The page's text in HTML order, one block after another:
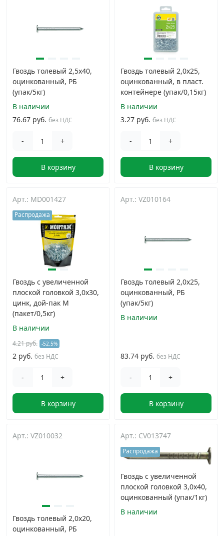
Гвоздь толевый 2,5х40,
оцинкованный, РБ
(упак/5кг)
В наличии
76.67 руб. без НДС
- +
В корзину
Гвоздь толевый 2,0х25,
оцинкованный, в пласт.
контейнере (упак/0,15кг)
В наличии
3.27 руб. без НДС
- +
В корзину
Арт.: MD001427
Распродажа
Гвоздь с увеличенной
плоской головкой 3,0х30,
цинк, дой-пак М
(пакет/0,5кг)
В наличии
4.21 руб. -52.5%
2 руб. без НДС
- +
В корзину
Арт.: VZ010164
Гвоздь толевый 2,0х25,
оцинкованный, РБ
(упак/5кг)
В наличии
83.74 руб. без НДС
- +
В корзину
Арт.: VZ010032
Гвоздь толевый 2,0х20,
оцинкованный, РБ
Арт.: CV013747
Распродажа
Гвоздь с увеличенной
плоской головкой 3,0х40,
оцинкованный (упак/1кг)
В наличии